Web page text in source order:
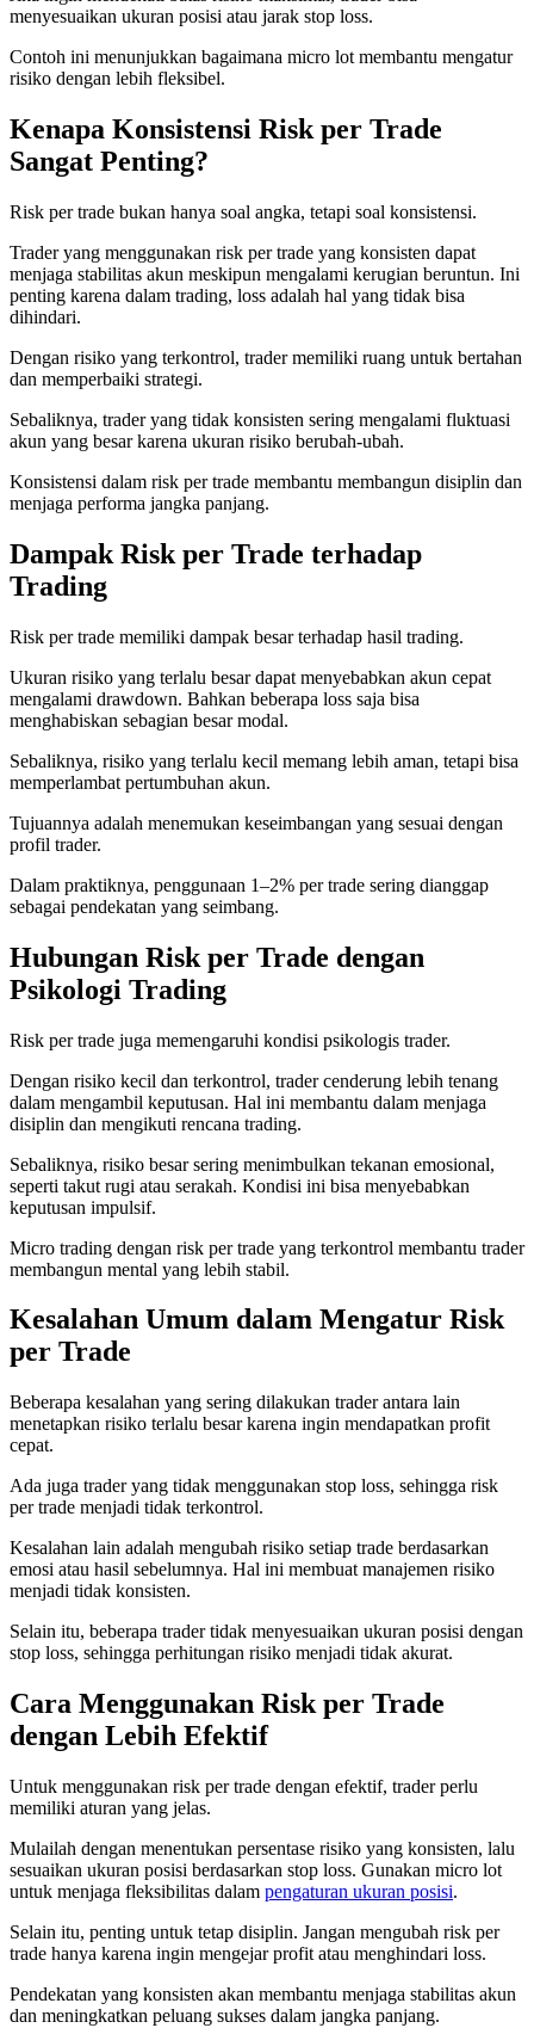
menyesuaikan ukuran posisi atau jarak stop loss.
Contoh ini menunjukkan bagaimana micro lot membantu mengatur
risiko dengan lebih fleksibel.
Kenapa Konsistensi Risk per Trade
Sangat Penting?
Risk per trade bukan hanya soal angka, tetapi soal konsistensi.
Trader yang menggunakan risk per trade yang konsisten dapat
menjaga stabilitas akun meskipun mengalami kerugian beruntun. Ini
penting karena dalam trading, loss adalah hal yang tidak bisa
dihindari.
Dengan risiko yang terkontrol, trader memiliki ruang untuk bertahan
dan memperbaiki strategi.
Sebaliknya, trader yang tidak konsisten sering mengalami fluktuasi
akun yang besar karena ukuran risiko berubah-ubah.
Konsistensi dalam risk per trade membantu membangun disiplin dan
menjaga performa jangka panjang.
Dampak Risk per Trade terhadap
Trading
Risk per trade memiliki dampak besar terhadap hasil trading.
Ukuran risiko yang terlalu besar dapat menyebabkan akun cepat
mengalami drawdown. Bahkan beberapa loss saja bisa
menghabiskan sebagian besar modal.
Sebaliknya, risiko yang terlalu kecil memang lebih aman, tetapi bisa
memperlambat pertumbuhan akun.
Tujuannya adalah menemukan keseimbangan yang sesuai dengan
profil trader.
Dalam praktiknya, penggunaan 1–2% per trade sering dianggap
sebagai pendekatan yang seimbang.
Hubungan Risk per Trade dengan
Psikologi Trading
Risk per trade juga memengaruhi kondisi psikologis trader.
Dengan risiko kecil dan terkontrol, trader cenderung lebih tenang
dalam mengambil keputusan. Hal ini membantu dalam menjaga
disiplin dan mengikuti rencana trading.
Sebaliknya, risiko besar sering menimbulkan tekanan emosional,
seperti takut rugi atau serakah. Kondisi ini bisa menyebabkan
keputusan impulsif.
Micro trading dengan risk per trade yang terkontrol membantu trader
membangun mental yang lebih stabil.
Kesalahan Umum dalam Mengatur Risk
per Trade
Beberapa kesalahan yang sering dilakukan trader antara lain
menetapkan risiko terlalu besar karena ingin mendapatkan profit
cepat.
Ada juga trader yang tidak menggunakan stop loss, sehingga risk
per trade menjadi tidak terkontrol.
Kesalahan lain adalah mengubah risiko setiap trade berdasarkan
emosi atau hasil sebelumnya. Hal ini membuat manajemen risiko
menjadi tidak konsisten.
Selain itu, beberapa trader tidak menyesuaikan ukuran posisi dengan
stop loss, sehingga perhitungan risiko menjadi tidak akurat.
Cara Menggunakan Risk per Trade
dengan Lebih Efektif
Untuk menggunakan risk per trade dengan efektif, trader perlu
memiliki aturan yang jelas.
Mulailah dengan menentukan persentase risiko yang konsisten, lalu
sesuaikan ukuran posisi berdasarkan stop loss. Gunakan micro lot
untuk menjaga fleksibilitas dalam pengaturan ukuran posisi.
Selain itu, penting untuk tetap disiplin. Jangan mengubah risk per
trade hanya karena ingin mengejar profit atau menghindari loss.
Pendekatan yang konsisten akan membantu menjaga stabilitas akun
dan meningkatkan peluang sukses dalam jangka panjang.